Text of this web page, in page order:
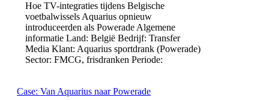
Hoe TV-integraties tijdens Belgische
voetbalwissels Aquarius opnieuw
introduceerden als Powerade Algemene
informatie Land: België Bedrijf: Transfer
Media Klant: Aquarius sportdrank (Powerade)
Sector: FMCG, frisdranken Periode:
Case: Van Aquarius naar Powerade